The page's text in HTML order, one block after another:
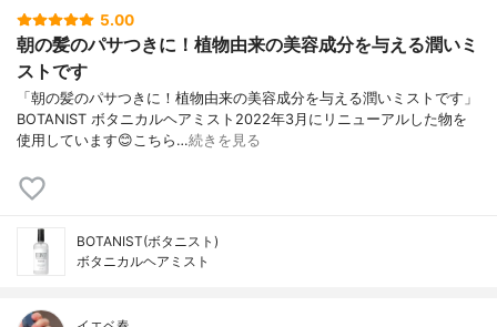
5.00
朝の髪のパサつきに！植物由来の美容成分を与える潤いミ
ストです
「朝の髪のパサつきに！植物由来の美容成分を与える潤いミストです」
BOTANIST ボタニカルヘアミスト2022年3月にリニューアルした物を
使用しています😊こちら…続きを見る
BOTANIST(ボタニスト)
ボタニカルヘアミスト